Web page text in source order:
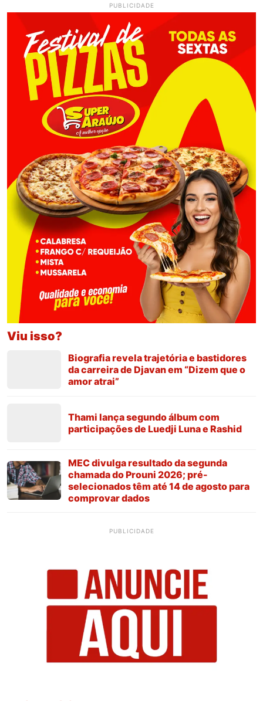
PUBLICIDADE
Viu isso?
Biografia revela trajetória e bastidores
da carreira de Djavan em “Dizem que o
amor atrai”
Thami lança segundo álbum com
participações de Luedji Luna e Rashid
MEC divulga resultado da segunda
chamada do Prouni 2026; pré-
selecionados têm até 14 de agosto para
comprovar dados
PUBLICIDADE